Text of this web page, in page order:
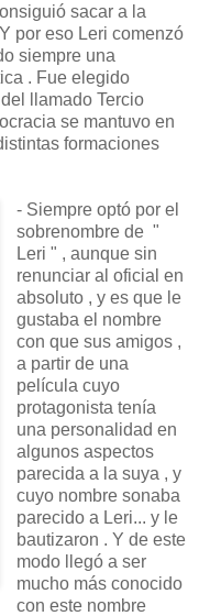
sacar a la
por eso Leri comenzó
siempre una
. Fue elegido
llamado Tercio
se mantuvo en
formaciones
- Siempre optó por el
sobrenombre de "
Leri " , aunque sin
renunciar al oficial en
absoluto , y es que le
gustaba el nombre
con que sus amigos ,
a partir de una
película cuyo
protagonista tenía
una personalidad en
algunos aspectos
parecida a la suya , y
cuyo nombre sonaba
parecido a Leri... y le
bautizaron . Y de este
modo llegó a ser
mucho más conocido
con este nombre